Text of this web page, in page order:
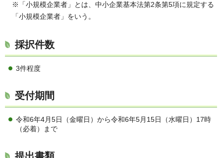
※「小規模企業者」とは、中小企業基本法第2条第5項に規定する
「小規模企業者」をいう。
採択件数
3件程度
受付期間
令和6年4月5日（金曜日）から令和6年5月15日（水曜日）17時
（必着）まで